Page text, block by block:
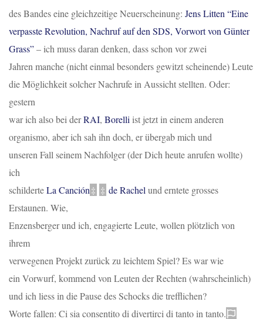
des Bandes eine gleichzeitige Neuerscheinung: Jens Litten “Eine
verpasste Revolution, Nachruf auf den SDS, Vorwort von Günter
Grass”– ich muss daran denken, dass schon vor zwei
Jahren manche (nicht einmal besonders gewitzt scheinende) Leute
die Möglichkeit solcher Nachrufe in Aussicht stellten. Oder:
gestern
war ich also bei derRAI, Borelli ist jetzt in einem anderen
organismo, aber ich sah ihn doch, er übergab mich und
unseren Fall seinem Nachfolger (der Dich heute anrufen wollte)
ich
schilderteLa Canción‡ ‡ de Rachel und erntete grosses
Erstaunen. Wie,
Enzensberger und ich, engagierte Leute, wollen plötzlich von
ihrem
verwegenen Projekt zurück zu leichtem Spiel? Es war wie
ein Vorwurf, kommend von Leuten der Rechten (wahrscheinlich)
und ich liess in die Pause des Schocks die trefflichen?
Worte fallen: Ci sia consentito di divertirci di tanto in tanto.